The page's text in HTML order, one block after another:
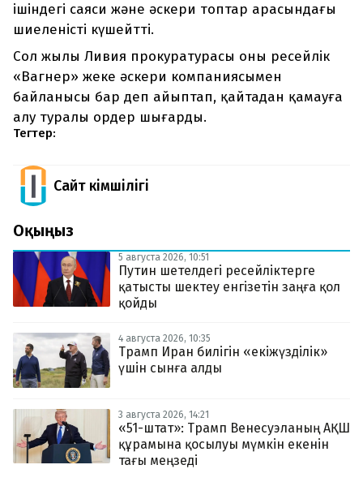
ішіндегі саяси және әскери топтар арасындағы
шиеленісті күшейтті.
Сол жылы Ливия прокуратурасы оны ресейлік
«Вагнер» жеке әскери компаниясымен
байланысы бар деп айыптап, қайтадан қамауға
алу туралы ордер шығарды.
Тегтер:
Сайт Әкімшілігі
Оқыңыз
5 августа 2026, 10:51
Путин шетелдегі ресейліктерге
қатысты шектеу енгізетін заңға қол
қойды
4 августа 2026, 10:35
Трамп Иран билігін «екіжүзділік»
үшін сынға алды
3 августа 2026, 14:21
«51-штат»: Трамп Венесуэланың АҚШ
құрамына қосылуы мүмкін екенін
тағы меңзеді